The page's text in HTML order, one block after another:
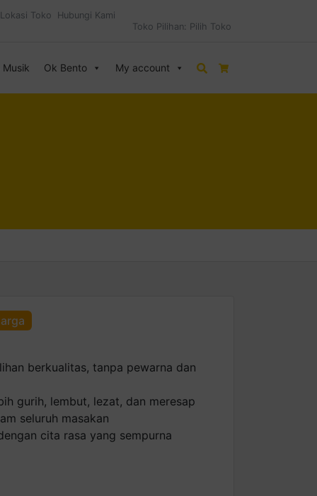
Lokasi Toko
Hubungi Kami
Toko Pilihan: Pilih Toko
Musik Ok Bento My account Search
berkualitas, tanpa pewarna dan
gurih, lembut, lezat, dan meresap
seluruh masakan
cita rasa yang sempurna